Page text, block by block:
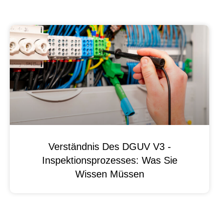
Verständnis Des DGUV V3 -
Inspektionsprozesses: Was Sie
Wissen Müssen